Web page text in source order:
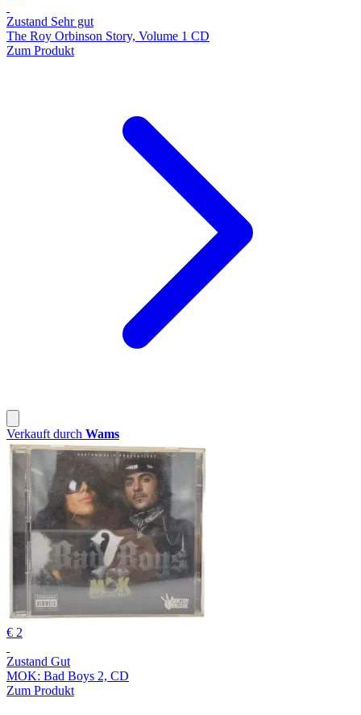
Zustand Sehr gut
The Roy Orbinson Story, Volume 1 CD
Zum Produkt
Verkauft durch Wams
€ 2
Zustand Gut
MOK: Bad Boys 2, CD
Zum Produkt